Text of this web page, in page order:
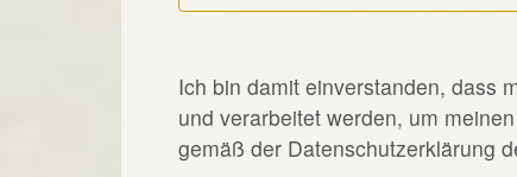
Ich bin damit einverstanden, dass
und verarbeitet werden, um
gemäß der Datenschutzerklärung